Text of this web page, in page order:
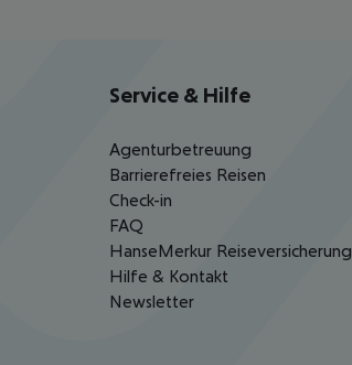
Service & Hilfe
Agenturbetreuung
Barrierefreies Reisen
Check-in
FAQ
HanseMerkur Reiseversicherung
Hilfe & Kontakt
Newsletter